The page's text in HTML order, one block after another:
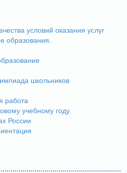
условий оказания услуг
образования.
школьников
работа
учебному году
России